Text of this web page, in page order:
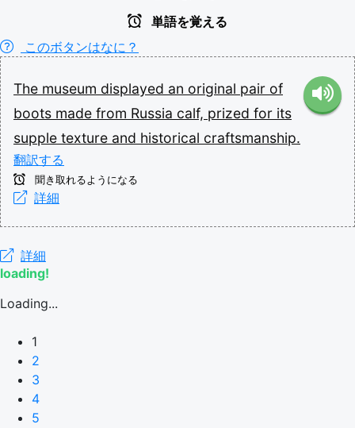
単語を覚える
このボタンはなに？
The museum displayed an original pair of
boots made from Russia calf, prized for its
supple texture and historical craftsmanship.
翻訳する
聞き取れるようになる
詳細
詳細
loading!
Loading...
1
2
3
4
5